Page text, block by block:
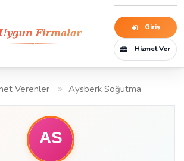
Giriş
Hizmet Ver
Verenler Aysberk Soğutma